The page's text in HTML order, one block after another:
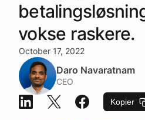
vokse raskere.
October 17, 2022
Daro Navaratnam
CEO
Kopier